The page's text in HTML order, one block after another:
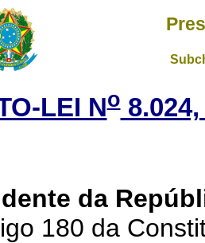
LEI No8.024,
da
180 da